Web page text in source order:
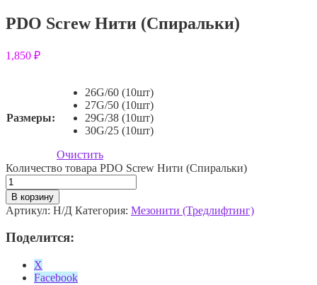
PDO Screw Нити (Спиральки)
1,850 ₽
Размеры:
26G/60 (10шт)
27G/50 (10шт)
29G/38 (10шт)
30G/25 (10шт)
Очистить
Количество товара PDO Screw Нити (Спиральки)
В корзину
Артикул: Н/Д Категория: Мезонити (Тредлифтинг)
Поделится:
X
Facebook